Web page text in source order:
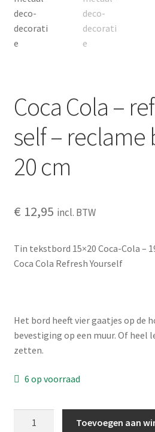
Nieuws & Blog
OVER ONS
Veilig betalen – verschillende
Wat vindt je van ons?
Winkelmandje
Wishlist
Coca Cola –
self – reclame
20 cm
€ 12,95 incl. BTW
Tin tekstbord 15×20 Coca-Cola –
Coca Cola Refresh Yourself
Het bord heeft vier gaatjes op de
bevestiging op een muur. Of heel
zetten.
6 op voorraad
Toevoegen aan